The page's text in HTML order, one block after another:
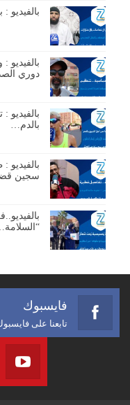
بالفيديو
بالفيديو
دوري
بالدم…
بالفيديو
سجين قضى
فايسبوك
تابعنا على